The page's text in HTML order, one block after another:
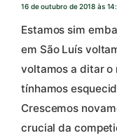
16 de outubro de 2018 às
Estamos sim
em São Luís
voltamos a ditar o
tínhamos
Crescemos
crucial da